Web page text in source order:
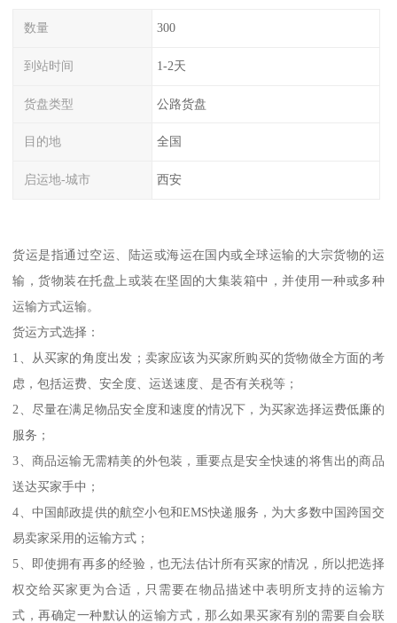
数量 300
到站时间 1-2天
货盘类型 公路货盘
目的地 全国
启运地-城市 西安
货运是指通过空运、陆运或海运在国内或全球运输的大宗货物的运
输，货物装在托盘上或装在坚固的大集装箱中，并使用一种或多种
运输方式运输。
货运方式选择：
1、从买家的角度出发；卖家应该为买家所购买的货物做全方面的考
虑，包括运费、安全度、运送速度、是否有关税等；
2、尽量在满足物品安全度和速度的情况下，为买家选择运费低廉的
服务；
3、商品运输无需精美的外包装，重要点是安全快速的将售出的商品
送达买家手中；
4、中国邮政提供的航空小包和EMS快递服务，为大多数中国跨国交
易卖家采用的运输方式；
5、即使拥有再多的经验，也无法估计所有买家的情况，所以把选择
权交给买家更为合适，只需要在物品描述中表明所支持的运输方
式，再确定一种默认的运输方式，那么如果买家有别的需要自会联